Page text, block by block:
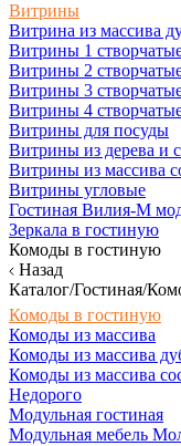
Витрины
Витрина из массива
Витрины 1
Витрины 2
Витрины 3
Витрины 4
Витрины для посуды
Витрины из дерева и
Витрины из массива
Витрины угловые
Гостиная Вилия-М
Зеркала в гостиную
Комоды в гостиную
Назад
Каталог/Гостиная/
Комоды в гостиную
Комоды из массива
Комоды из массива
Комоды из массива
Недорого
Модульная гостиная
Модульная мебель